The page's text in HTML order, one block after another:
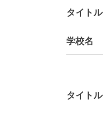
タイトル
学校名
タイトル